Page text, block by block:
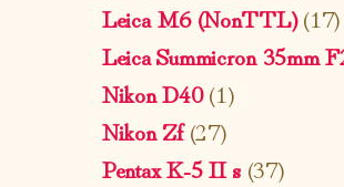
Leica M6 (NonTTL)(17)
Leica Summicron 35mm
Nikon D40(1)
Nikon Zf(27)
Pentax K-5 II s(37)